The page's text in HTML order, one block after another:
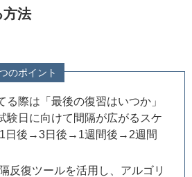
方法
のポイント
る際は「最後の復習はいつか」
験日に向けて間隔が広がるスケ
1日後→3日後→1週間後→2週間
反復ツールを活用し、アルゴリ